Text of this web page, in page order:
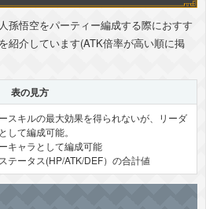
孫悟空をパーティー編成する際におすす
紹介しています(ATK倍率が高い順に掲
表の見方
スキルの最大効果を得られないが、リーダ
して編成可能。
キャラとして編成可能
テータス(HP/ATK/DEF）の合計値